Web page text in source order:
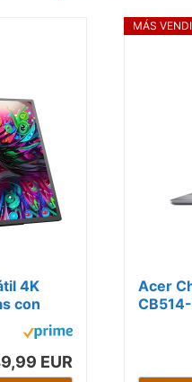
4K
con
EUR
MÁS
Acer